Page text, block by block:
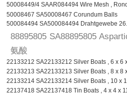
50008449/4 SAAR084494 Wire Mesh ,
50008467 SA50008467 Corundum
500084494 SA500084494 Drahtgewebe
88895805 SA88895805
氨酸
22133212 SA22133212 Silver Boats ,
22133213 SA22133213 Silver Boats ,
22133214 SA22133214 Silver Boats ,
22137418 SA22137418 Tin Boats , 4 x